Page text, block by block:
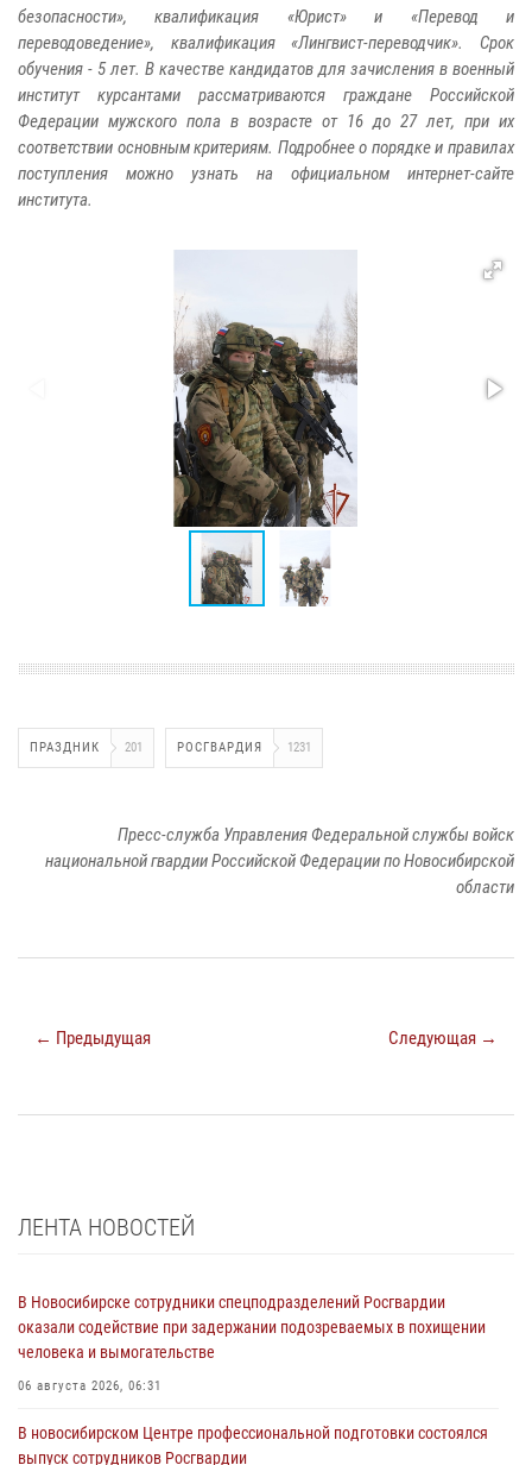
безопасности», квалификация «Юрист» и «Перевод и
переводоведение», квалификация «Лингвист-переводчик». Срок
обучения - 5 лет. В качестве кандидатов для зачисления в военный
институт курсантами рассматриваются граждане Российской
Федерации мужского пола в возрасте от 16 до 27 лет, при их
соответствии основным критериям. Подробнее о порядке и правилах
поступления можно узнать на официальном интернет-сайте
института.
ПРАЗДНИК 201 РОСГВАРДИЯ 1231
Пресс-служба Управления Федеральной службы войск
национальной гвардии Российской Федерации по Новосибирской
области
← Предыдущая Следующая →
ЛЕНТА НОВОСТЕЙ
В Новосибирске сотрудники спецподразделений Росгвардии
оказали содействие при задержании подозреваемых в похищении
человека и вымогательстве
06 августа 2026, 06:31
В новосибирском Центре профессиональной подготовки состоялся
выпуск сотрудников Росгвардии